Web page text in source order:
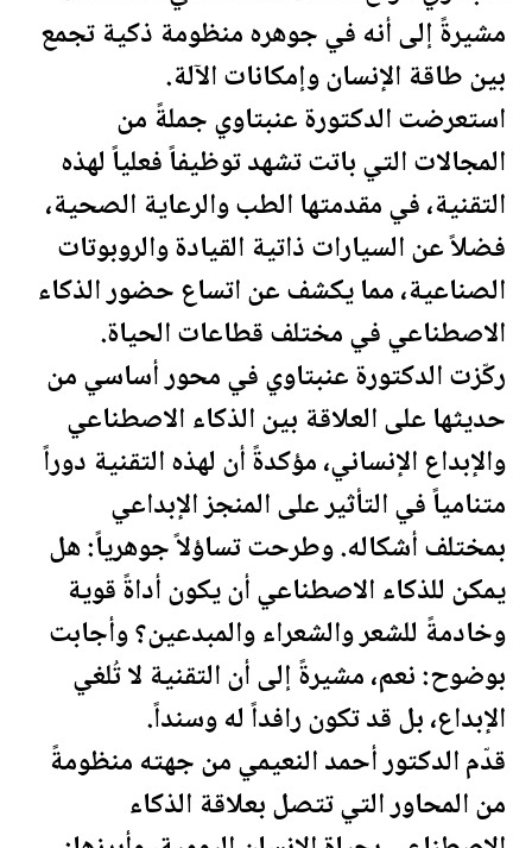
مشيرةً إلى أنه في جوهره منظومة ذكية تجمع
بين طاقة الإنسان وإمكانات الآلة.
استعرضت الدكتورة عنبتاوي جملةً من
المجالات التي باتت تشهد توظيفاً فعلياً لهذه
التقنية، في مقدمتها الطب والرعاية الصحية،
فضلاً عن السيارات ذاتية القيادة والروبوتات
الصناعية، مما يكشف عن اتساع حضور الذكاء
الاصطناعي في مختلف قطاعات الحياة.
ركّزت الدكتورة عنبتاوي في محور أساسي من
حديثها على العلاقة بين الذكاء الاصطناعي
والإبداع الإنساني، مؤكدةً أن لهذه التقنية دوراً
متنامياً في التأثير على المنجز الإبداعي
بمختلف أشكاله. وطرحت تساؤلاً جوهرياً: هل
يمكن للذكاء الاصطناعي أن يكون أداةً قوية
وخادمةً للشعر والشعراء والمبدعين؟ وأجابت
بوضوح: نعم، مشيرةً إلى أن التقنية لا تُلغي
الإبداع، بل قد تكون رافداً له وسنداً.
قدّم الدكتور أحمد النعيمي من جهته منظومةً
من المحاور التي تتصل بعلاقة الذكاء